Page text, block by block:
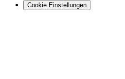
Cookie Einstellungen